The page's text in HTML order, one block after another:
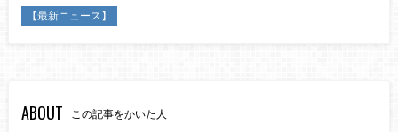
【最新ニュース】
ABOUT この記事をかいた人